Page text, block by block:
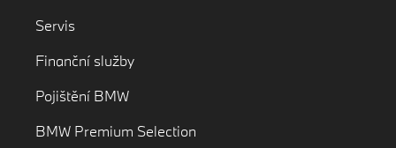
Servis
Finanční služby
Pojištění BMW
BMW Premium Selection